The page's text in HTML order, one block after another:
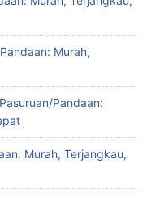
Murah,
Pandaan:
Murah, Terjangkau,